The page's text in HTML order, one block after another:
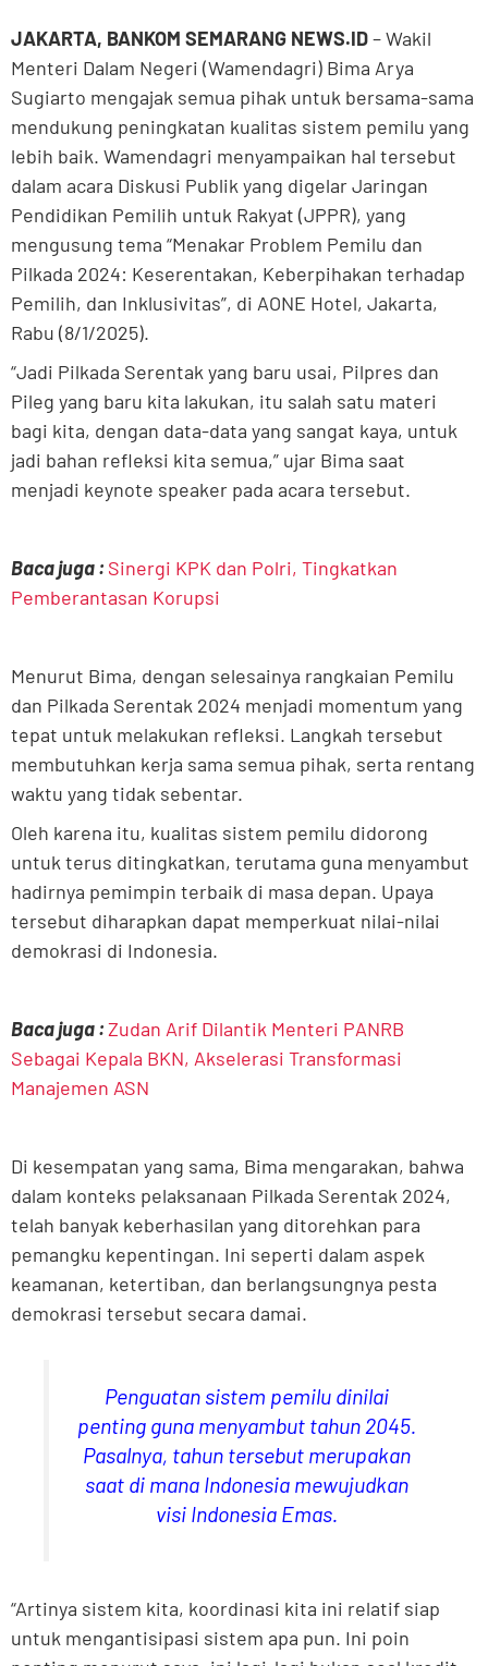
JAKARTA, BANKOM SEMARANG NEWS.ID– Wakil
Menteri Dalam Negeri (Wamendagri) Bima Arya
Sugiarto mengajak semua pihak untuk bersama-sama
mendukung peningkatan kualitas sistem pemilu yang
lebih baik. Wamendagri menyampaikan hal tersebut
dalam acara Diskusi Publik yang digelar Jaringan
Pendidikan Pemilih untuk Rakyat (JPPR), yang
mengusung tema “Menakar Problem Pemilu dan
Pilkada 2024: Keserentakan, Keberpihakan terhadap
Pemilih, dan Inklusivitas”, di AONE Hotel, Jakarta,
Rabu (8/1/2025).
“Jadi Pilkada Serentak yang baru usai, Pilpres dan
Pileg yang baru kita lakukan, itu salah satu materi
bagi kita, dengan data-data yang sangat kaya, untuk
jadi bahan refleksi kita semua,” ujar Bima saat
menjadi keynote speaker pada acara tersebut.
Baca juga : Sinergi KPK dan Polri, Tingkatkan
Pemberantasan Korupsi
Menurut Bima, dengan selesainya rangkaian Pemilu
dan Pilkada Serentak 2024 menjadi momentum yang
tepat untuk melakukan refleksi. Langkah tersebut
membutuhkan kerja sama semua pihak, serta rentang
waktu yang tidak sebentar.
Oleh karena itu, kualitas sistem pemilu didorong
untuk terus ditingkatkan, terutama guna menyambut
hadirnya pemimpin terbaik di masa depan. Upaya
tersebut diharapkan dapat memperkuat nilai-nilai
demokrasi di Indonesia.
Baca juga :Zudan Arif Dilantik Menteri PANRB
Sebagai Kepala BKN, Akselerasi Transformasi
Manajemen ASN
Di kesempatan yang sama, Bima mengarakan, bahwa
dalam konteks pelaksanaan Pilkada Serentak 2024,
telah banyak keberhasilan yang ditorehkan para
pemangku kepentingan. Ini seperti dalam aspek
keamanan, ketertiban, dan berlangsungnya pesta
demokrasi tersebut secara damai.
Penguatan sistem pemilu dinilai
penting guna menyambut tahun 2045.
Pasalnya, tahun tersebut merupakan
saat di mana Indonesia mewujudkan
visi Indonesia Emas.
“Artinya sistem kita, koordinasi kita ini relatif siap
untuk mengantisipasi sistem apa pun. Ini poin